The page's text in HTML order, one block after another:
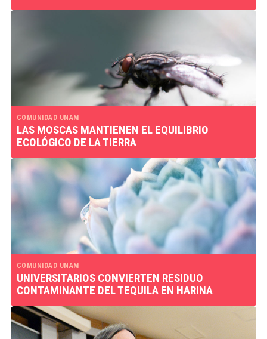
COMUNIDAD UNAM
LAS MOSCAS MANTIENEN EL EQUILIBRIO
ECOLÓGICO DE LA TIERRA
COMUNIDAD UNAM
UNIVERSITARIOS CONVIERTEN RESIDUO
CONTAMINANTE DEL TEQUILA EN HARINA